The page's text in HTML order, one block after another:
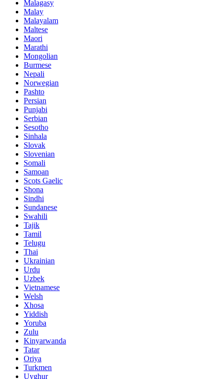
Malagasy
Malay
Malayalam
Maltese
Maori
Marathi
Mongolian
Burmese
Nepali
Norwegian
Pashto
Persian
Punjabi
Serbian
Sesotho
Sinhala
Slovak
Slovenian
Somali
Samoan
Scots Gaelic
Shona
Sindhi
Sundanese
Swahili
Tajik
Tamil
Telugu
Thai
Ukrainian
Urdu
Uzbek
Vietnamese
Welsh
Xhosa
Yiddish
Yoruba
Zulu
Kinyarwanda
Tatar
Oriya
Turkmen
Uyghur